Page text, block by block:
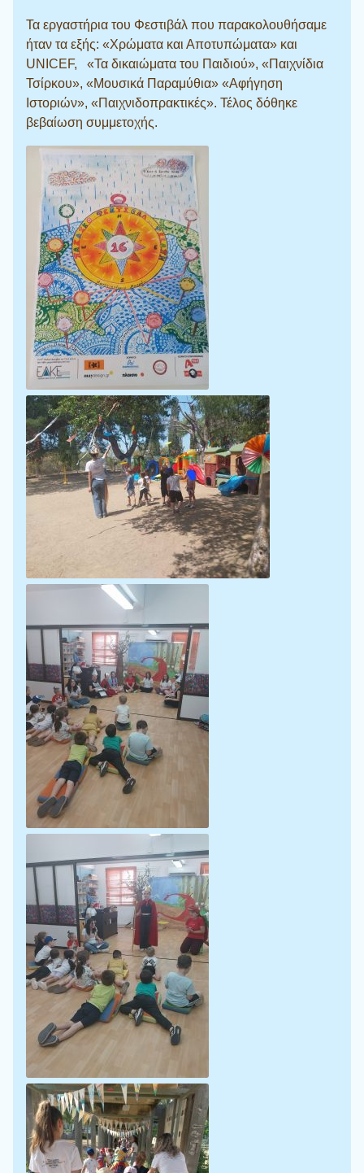
Τα εργαστήρια του Φεστιβάλ που παρακολουθήσαμε
ήταν τα εξής: «Χρώματα και Αποτυπώματα» και
UNICEF, «Τα δικαιώματα του Παιδιού», «Παιχνίδια
Τσίρκου», «Μουσικά Παραμύθια» «Αφήγηση
Ιστοριών», «Παιχνιδοπρακτικές». Τέλος δόθηκε
βεβαίωση συμμετοχής.